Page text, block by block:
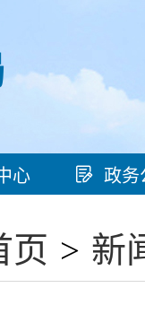
心 政务
页 > 新